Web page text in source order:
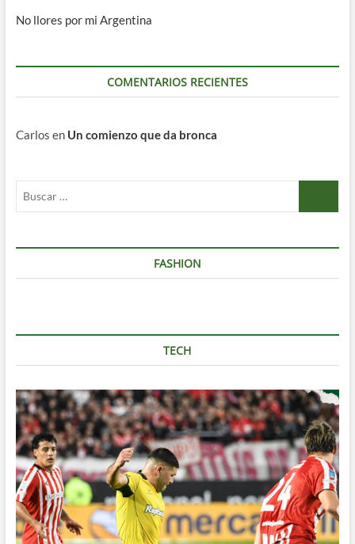
No llores por mi Argentina
COMENTARIOS RECIENTES
Carlos en Un comienzo que da bronca
FASHION
TECH